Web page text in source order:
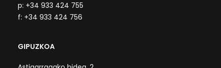
p: +34 933 424 755
f: +34 933 424 756
GIPUZKOA